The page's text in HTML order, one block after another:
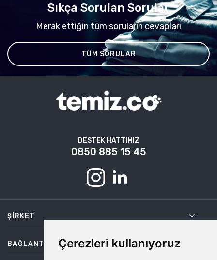
Çerezleri kullanıyoruz
Sıkça Sorulan Sorular
Merak ettiğin tüm soruların cevapları
TÜM SORULAR
DESTEK HATTIMIZ
0850 885 15 45
ŞIRKET
BAĞLANTILAR